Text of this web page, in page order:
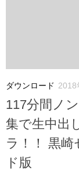
ダウンロード 2018
117分間ノ
集で生中出
ラ！！ 黒崎
ド版